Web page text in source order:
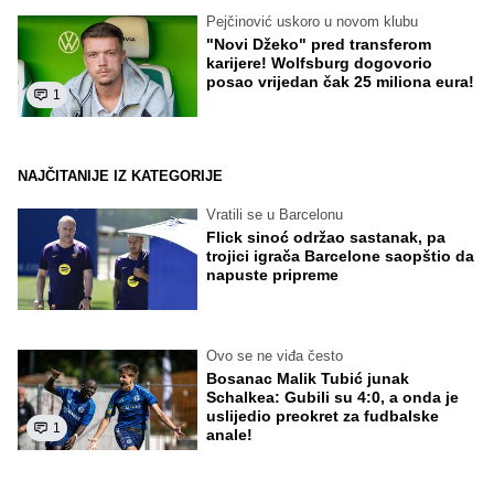
1
Pejčinović uskoro u novom klubu
"Novi Džeko" pred transferom
karijere! Wolfsburg dogovorio
posao vrijedan čak 25 miliona eura!
NAJČITANIJE IZ KATEGORIJE
Vratili se u Barcelonu
Flick sinoć održao sastanak, pa
trojici igrača Barcelone saopštio da
napuste pripreme
1
Ovo se ne viđa često
Bosanac Malik Tubić junak
Schalkea: Gubili su 4:0, a onda je
uslijedio preokret za fudbalske
anale!